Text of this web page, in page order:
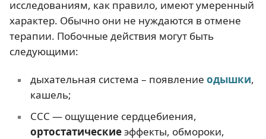
исследованиям, как правило, имеют умеренный
характер. Обычно они не нуждаются в отмене
терапии. Побочные действия могут быть
следующими:
дыхательная система – появление одышки,
кашель;
ССС — ощущение сердцебиения,
ортостатическиеэффекты, обмороки,